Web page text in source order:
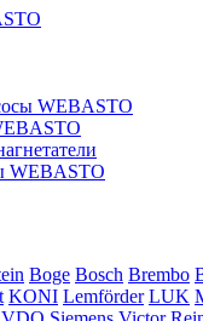
WEBASTO
WEBASTO
Boge Bosch Brembo
KONI Lemförder LUK